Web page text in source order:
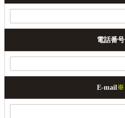
電話番号
E-mail※